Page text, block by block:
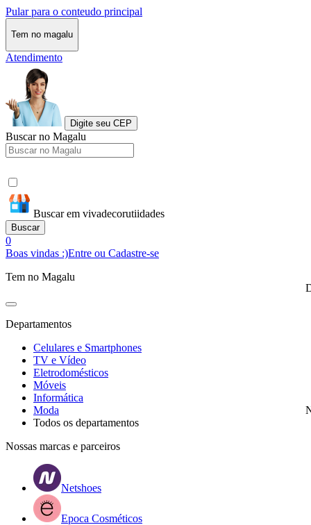
Pular para o conteudo principal
Tem no magalu
Atendimento
Digite seu CEP
Buscar no Magalu
Buscar em vivadecorutiidades
Buscar
0
Boas vindas :)Entre ou Cadastre-se
Tem no Magalu
Departamentos
Celulares e Smartphones
TV e Vídeo
Eletrodomésticos
Móveis
Informática
Moda
Todos os departamentos
Nossas marcas e parceiros
Netshoes
Epoca Cosméticos